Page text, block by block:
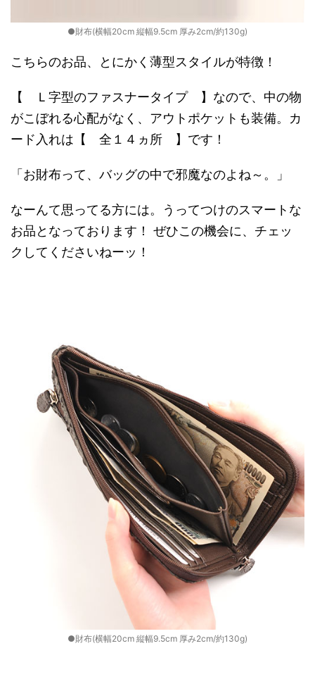
●財布(横幅20cm 縦幅9.5cm 厚み2cm/約130g)
こちらのお品、とにかく薄型スタイルが特徴！
【 Ｌ字型のファスナータイプ 】なので、中の物
がこぼれる心配がなく、アウトポケットも装備。カ
ード入れは【 全１４ヵ所 】です！
「お財布って、バッグの中で邪魔なのよね～。」
なーんて思ってる方には。うってつけのスマートな
お品となっております！ ぜひこの機会に、チェッ
クしてくださいねーッ！
●財布(横幅20cm 縦幅9.5cm 厚み2cm/約130g)